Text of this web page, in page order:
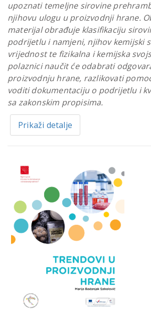
upoznati temeljne sirovine
njihovu ulogu u proizvodnji hrane.
materijal obrađuje klasifikaciju
podrijetlu i namjeni, njihov kemijski
vrijednost te fizikalna i kemijska
polaznici naučit će odabrati
proizvodnju hrane, razlikovati
voditi dokumentaciju o podrijetlu i
sa zakonskim propisima.
Prikaži detalje